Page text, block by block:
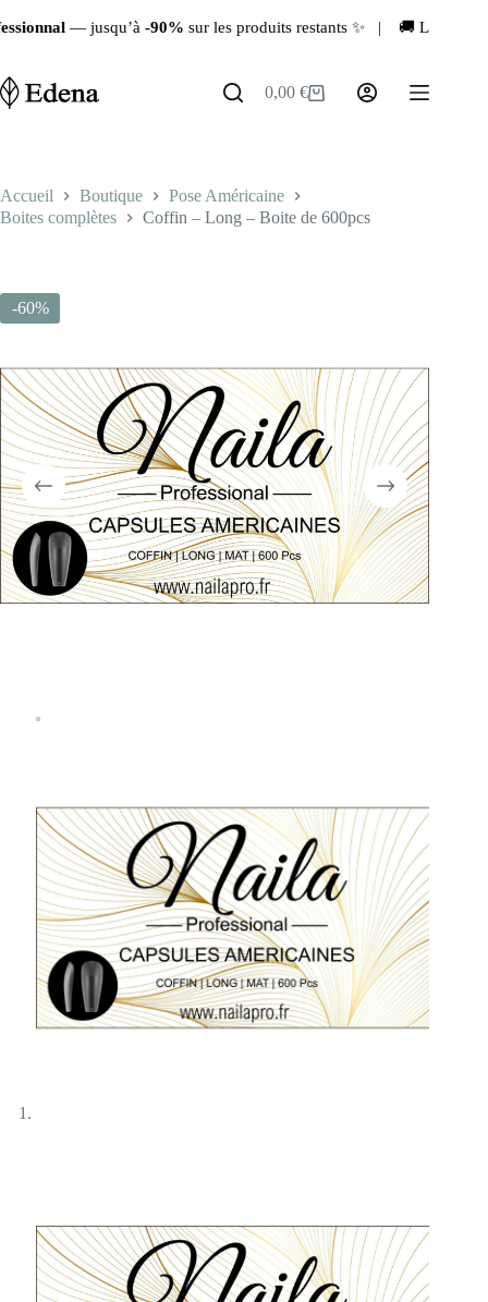
au
restants ✨ | 🚚 Livraison rapide depuis la France 🇫🇷 | 💖
Panier
0,00€
Accueil Boutique
Pose Américaine
Boites complètes
Coffin – Long – Boite de 600pcs
-60%